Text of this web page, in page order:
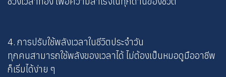
4. การปรับใช้พลังเวลาในชีวิตประจำวัน
ทุกคนสามารถใช้พลังของเวลาได้ ไม่ต้องเป็นหมอดูมืออาชีพ
ก็เริ่มได้ง่าย ๆ